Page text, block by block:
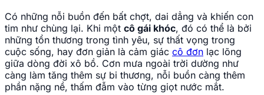
Có những nỗi buồn đến bất chợt, dai dẳng và khiến con
tim như chùng lại. Khi một cô gái khóc, đó có thể là bởi
những tổn thương trong tình yêu, sự thất vọng trong
cuộc sống, hay đơn giản là cảm giác cô đơn lạc lõng
giữa dòng đời xô bồ. Cơn mưa ngoài trời dường như
càng làm tăng thêm sự bi thương, nỗi buồn càng thêm
phần nặng nề, thấm đẫm vào từng giọt nước mắt.